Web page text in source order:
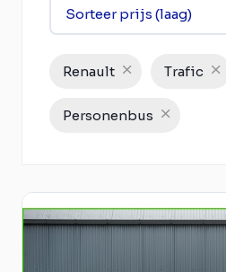
Renault Trafic
Personenbus